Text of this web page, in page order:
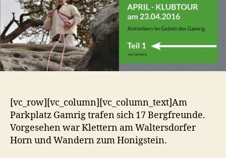
des
Gamrig
–
1
[vc_row][vc_column][vc_column_text]Am
Parkplatz Gamrig trafen sich 17 Bergfreunde.
Vorgesehen war Klettern am Waltersdorfer
Horn und Wandern zum Honigstein.